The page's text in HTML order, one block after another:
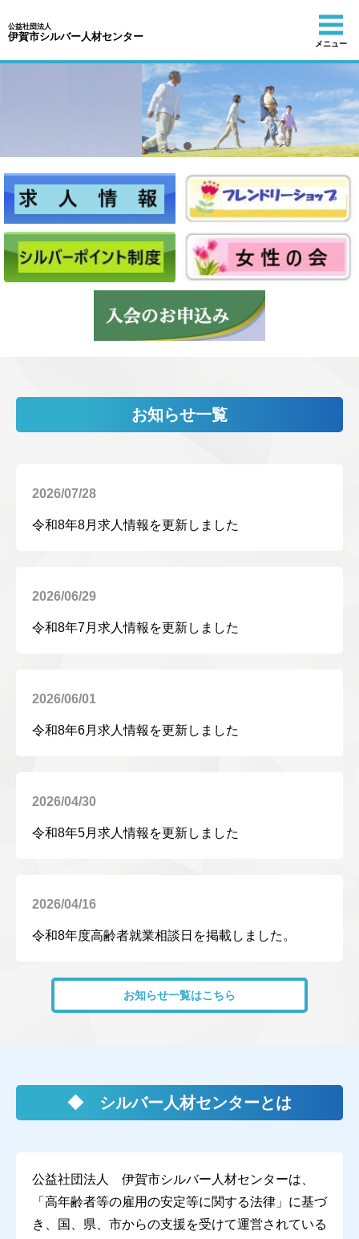
公益社団法人
伊賀市シルバー人材センター
メニュー
お知らせ一覧
2026/07/28
令和8年8月求人情報を更新しました
2026/06/29
令和8年7月求人情報を更新しました
2026/06/01
令和8年6月求人情報を更新しました
2026/04/30
令和8年5月求人情報を更新しました
2026/04/16
令和8年度高齢者就業相談日を掲載しました。
お知らせ一覧はこちら
◆ シルバー人材センターとは
公益社団法人 伊賀市シルバー人材センターは、
「高年齢者等の雇用の安定等に関する法律」に基づ
き、国、県、市からの支援を受けて運営されている